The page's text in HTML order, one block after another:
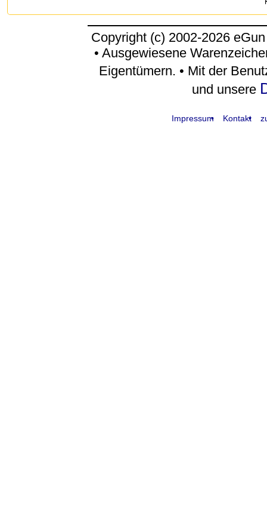
Copyright (c) 2002-2026
• Ausgewiesene
Eigentümern. • Mit der
und unsere
Impressum Kontakt